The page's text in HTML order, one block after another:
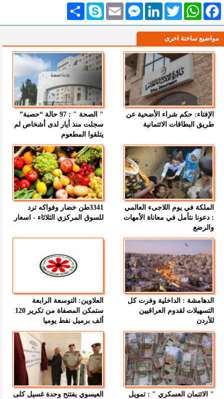
انشر Skype Email
MessengerLinkedInTwitterWhatsAppFacebook
مواضيع ساخنة اخرى
الإفتاء: حكم شراء الأضحية عن
طريق البطاقات الائتمانية
" الصحة " : 97 حالة “حصبة”
سجلت منذ أيار لدى أشخاص لم
يتلقوا المطعوم
الملكة في يوم اللاجىء العالمي
: دعونا نتأمل في معاناة الأمهات
والرضع
3341طن خضار وفواكه ترد
للسوق المركزي الثلاثاء - اسعار
الدهامشة : الداخلية وفرت كل
التسهيلات لقدوم العراقيين
للأردن
العلاوين: التوسعة الرابعة
ستمكن المصفاة من تكرير 120
ألف برميل نفط يوميا
" الائتمان العسكري " : تمويل العيسوي يفتتح وحدة غسيل كلى